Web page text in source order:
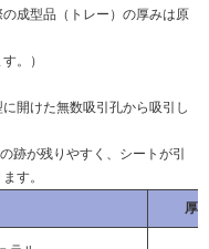
成型品（トレー）の厚みは原
。）
開けた無数吸引孔から吸引し
跡が残りやすく、シートが引
す。
厚